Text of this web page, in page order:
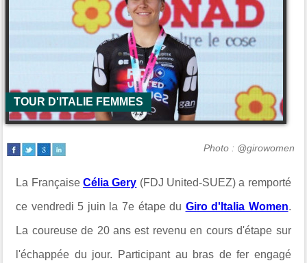
TOUR D'ITALIE FEMMES
Photo : @girowomen
La FrançaiseCélia Gery (FDJ United-SUEZ) a remporté
ce vendredi 5 juin la 7e étape du Giro d'Italia Women.
La coureuse de 20 ans est revenu en cours d'étape sur
l'échappée du jour. Participant au bras de fer engagé